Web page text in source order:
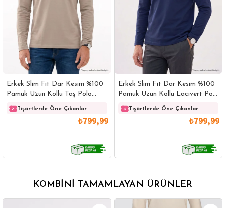
Erkek Slim Fit Dar Kesim %100
Pamuk Uzun Kollu Taş Polo
Yaka Tişört
Tişörtlerde Öne Çıkanlar
₺799,99
Erkek Slim Fit Dar Kesim %100
Pamuk Uzun Kollu Lacivert Polo
Yaka Tişört
Tişörtlerde Öne Çıkanlar
₺799,99
KOMBINI TAMAMLAYAN ÜRÜNLER